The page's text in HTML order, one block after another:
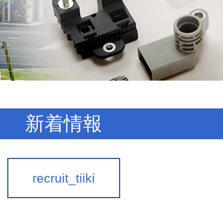
新着情報
recruit_tiiki